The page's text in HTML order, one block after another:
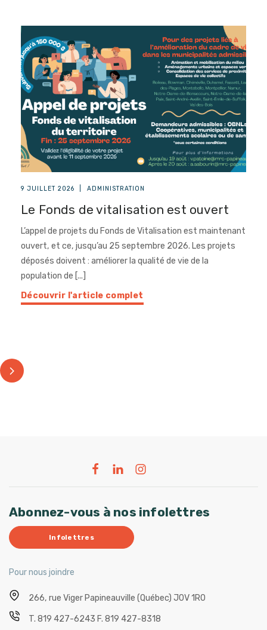
9 JUILLET 2026 ADMINISTRATION
Le Fonds de vitalisation est ouvert
L’appel de projets du Fonds de Vitalisation est maintenant
ouvert, et ce, jusqu’au 25 septembre 2026. Les projets
déposés doivent : améliorer la qualité de vie de la
population de [...]
Découvrir l'article complet
Abonnez-vous à nos infolettres
Infolettres
Pour nous joindre
266, rue Viger Papineauville (Québec) J0V 1R0
T. 819 427-6243 F. 819 427-8318